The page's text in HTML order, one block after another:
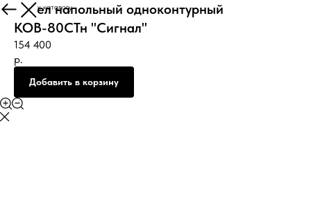
Вернуться к каталогу
Котел напольный одноконтурный
КОВ-80СТн "Сигнал"
154 400
р.
Добавить в корзину